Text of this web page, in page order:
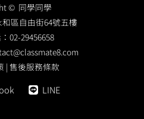
© 同學同學
區自由街64號五樓
02-29456658
| 售後服務條款
LINE